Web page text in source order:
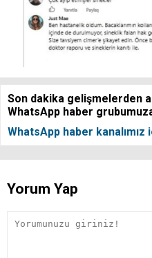
Son dakika gelişmelerden
WhatsApp haber
WhatsApp haber kanalımız
Yorum Yap